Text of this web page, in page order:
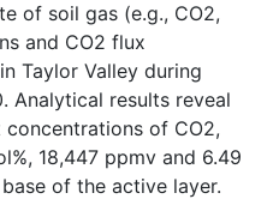
of soil gas (e.g., CO2,
and CO2 flux
Taylor Valley during
Analytical results reveal
of CO2,
18,447 ppmv and 6.49
of the active layer.